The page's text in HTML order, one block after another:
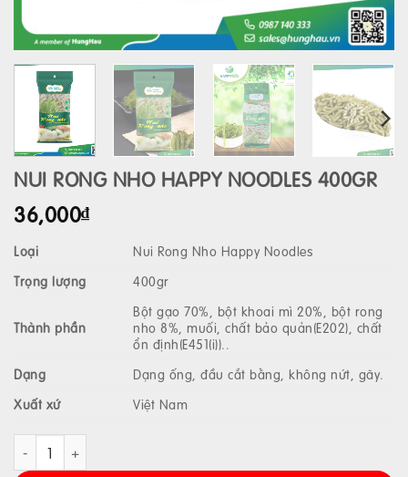
NUI RONG NHO HAPPY NOODLES 400GR
36,000₫
Loại
Nui Rong Nho Happy Noodles
Trọng lượng
400gr
Thành phần
Bột gạo 70%, bột khoai mì 20%, bột rong
nho 8%, muối, chất bảo quản(E202), chất
ổn định(E451(i))..
Dạng
Dạng ống, đầu cắt bằng, không nứt, gãy.
Xuất xứ
Việt Nam
NUI RONG NHO HAPPY NOODLES 400GR số lượng